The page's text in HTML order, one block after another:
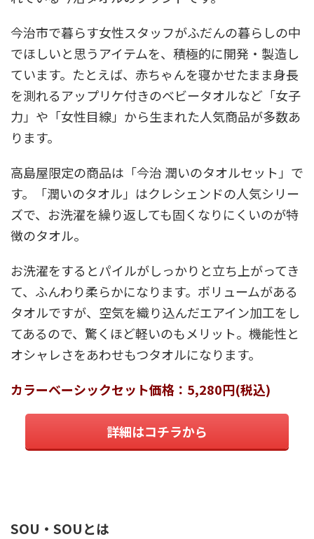
今治市で暮らす女性スタッフがふだんの暮らしの中
でほしいと思うアイテムを、積極的に開発・製造し
ています。たとえば、赤ちゃんを寝かせたまま身長
を測れるアップリケ付きのベビータオルなど「女子
力」や「女性目線」から生まれた人気商品が多数あ
ります。
高島屋限定の商品は「今治 潤いのタオルセット」で
す。「潤いのタオル」はクレシェンドの人気シリー
ズで、お洗濯を繰り返しても固くなりにくいのが特
徴のタオル。
お洗濯をするとパイルがしっかりと立ち上がってき
て、ふんわり柔らかになります。ボリュームがある
タオルですが、空気を織り込んだエアイン加工をし
てあるので、驚くほど軽いのもメリット。機能性と
オシャレさをあわせもつタオルになります。
カラーベーシックセット価格：5,280円(税込)
詳細はコチラから
SOU・SOUとは